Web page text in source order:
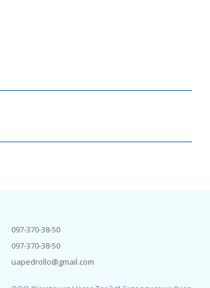
097-370-38-50
097-370-38-50
uapedrollo@gmail.com